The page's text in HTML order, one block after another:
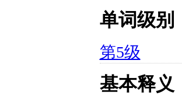
单词级别
第5级
基本释义